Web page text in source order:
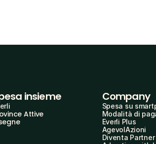
insieme
Attive
Company
Spesa su
Modalità di
Everli Plus
AgevolAzioni
Diventa Partner